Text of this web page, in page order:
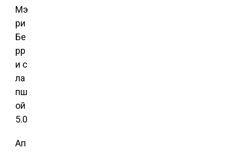
Мэ
ри
Бе
рр
и с
ла
пш
ой
5.0
Ап